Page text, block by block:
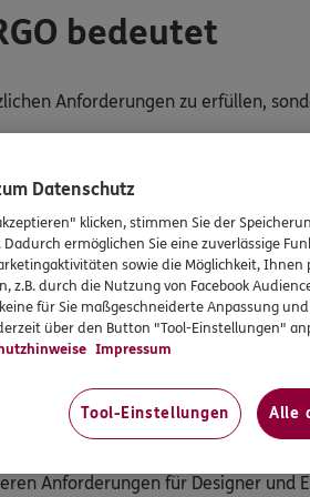
bedeutet
Anforderungen zu erfüllen,
und Inklusion in die tägliche
Formen von
und Services gut nutzen
verwendet ERGO auf den
umfasst. Mithilfe der
Anforderungen für Designer
Datenschutz
klicken, stimmen Sie der
ermöglichen Sie eine zuverlässige
sowie die Möglichkeit,
z.B. durch die Nutzung von Facebook
für Sie maßgeschneiderte Anpassung
über den Button "Tool-Einstellungen"
Impressum
Tool-Einstellungen Alle